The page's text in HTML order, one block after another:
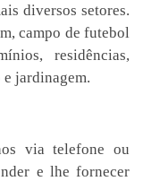
diversos setores.
campo de futebol
residências,
jardinagem.
via telefone ou
e lhe fornecer